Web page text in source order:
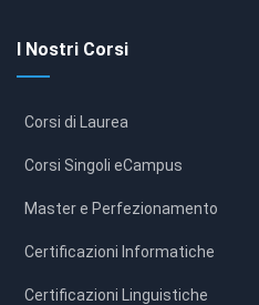
I Nostri Corsi
Corsi di Laurea
Corsi Singoli eCampus
Master e Perfezionamento
Certificazioni Informatiche
Certificazioni Linguistiche